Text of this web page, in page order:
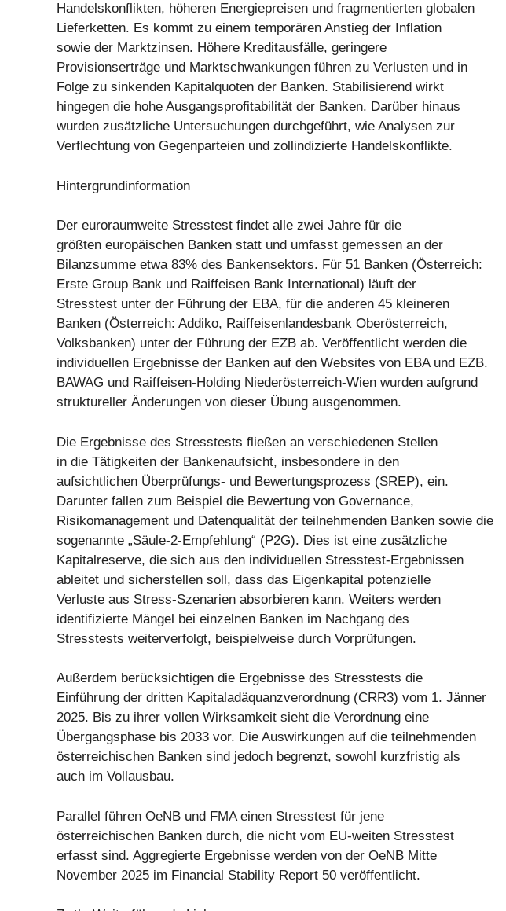
Handelskonflikten, höheren Energiepreisen und fragmentierten globalen
Lieferketten. Es kommt zu einem temporären Anstieg der Inflation
sowie der Marktzinsen. Höhere Kreditausfälle, geringere
Provisionserträge und Marktschwankungen führen zu Verlusten und in
Folge zu sinkenden Kapitalquoten der Banken. Stabilisierend wirkt
hingegen die hohe Ausgangsprofitabilität der Banken. Darüber hinaus
wurden zusätzliche Untersuchungen durchgeführt, wie Analysen zur
Verflechtung von Gegenparteien und zollindizierte Handelskonflikte.
Hintergrundinformation
Der euroraumweite Stresstest findet alle zwei Jahre für die
größten europäischen Banken statt und umfasst gemessen an der
Bilanzsumme etwa 83% des Bankensektors. Für 51 Banken (Österreich:
Erste Group Bank und Raiffeisen Bank International) läuft der
Stresstest unter der Führung der EBA, für die anderen 45 kleineren
Banken (Österreich: Addiko, Raiffeisenlandesbank Oberösterreich,
Volksbanken) unter der Führung der EZB ab. Veröffentlicht werden die
individuellen Ergebnisse der Banken auf den Websites von EBA und EZB.
BAWAG und Raiffeisen-Holding Niederösterreich-Wien wurden aufgrund
struktureller Änderungen von dieser Übung ausgenommen.
Die Ergebnisse des Stresstests fließen an verschiedenen Stellen
in die Tätigkeiten der Bankenaufsicht, insbesondere in den
aufsichtlichen Überprüfungs- und Bewertungsprozess (SREP), ein.
Darunter fallen zum Beispiel die Bewertung von Governance,
Risikomanagement und Datenqualität der teilnehmenden Banken sowie die
sogenannte „Säule-2-Empfehlung“ (P2G). Dies ist eine zusätzliche
Kapitalreserve, die sich aus den individuellen Stresstest-Ergebnissen
ableitet und sicherstellen soll, dass das Eigenkapital potenzielle
Verluste aus Stress-Szenarien absorbieren kann. Weiters werden
identifizierte Mängel bei einzelnen Banken im Nachgang des
Stresstests weiterverfolgt, beispielweise durch Vorprüfungen.
Außerdem berücksichtigen die Ergebnisse des Stresstests die
Einführung der dritten Kapitaladäquanzverordnung (CRR3) vom 1. Jänner
2025. Bis zu ihrer vollen Wirksamkeit sieht die Verordnung eine
Übergangsphase bis 2033 vor. Die Auswirkungen auf die teilnehmenden
österreichischen Banken sind jedoch begrenzt, sowohl kurzfristig als
auch im Vollausbau.
Parallel führen OeNB und FMA einen Stresstest für jene
österreichischen Banken durch, die nicht vom EU-weiten Stresstest
erfasst sind. Aggregierte Ergebnisse werden von der OeNB Mitte
November 2025 im Financial Stability Report 50 veröffentlicht.